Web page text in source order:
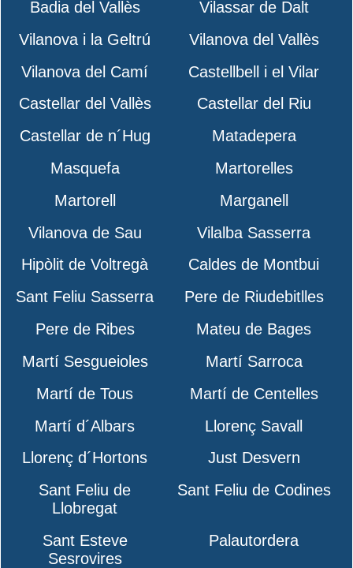
Badia del Vallès
Vilassar de Dalt
Vilanova i la Geltrú
Vilanova del Vallès
Vilanova del Camí
Castellbell i el Vilar
Castellar del Vallès
Castellar del Riu
Castellar de n´Hug
Matadepera
Masquefa
Martorelles
Martorell
Marganell
Vilanova de Sau
Vilalba Sasserra
Hipòlit de Voltregà
Caldes de Montbui
Sant Feliu Sasserra
Pere de Riudebitlles
Pere de Ribes
Mateu de Bages
Martí Sesgueioles
Martí Sarroca
Martí de Tous
Martí de Centelles
Martí d´Albars
Llorenç Savall
Llorenç d´Hortons
Just Desvern
Sant Feliu de
Llobregat
Sant Feliu de Codines
Sant Esteve
Sesrovires
Palautordera